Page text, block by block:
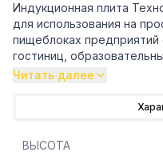
Индукционная плита
для использования на
пищеблоках предприятий
гостиниц,
Применяется для
Благодаря высокому КПД
потребляется
Читать далее
ВЫСОТА